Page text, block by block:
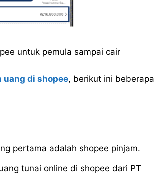
untuk pemula sampai cair
uang di shopee, berikut ini beberapa
pertama adalah shopee pinjam.
tunai online di shopee dari PT